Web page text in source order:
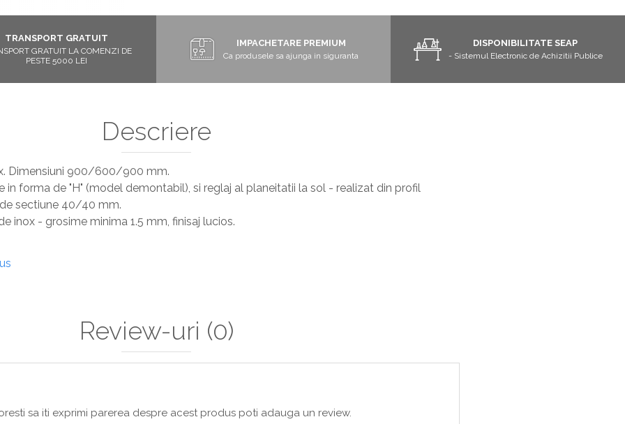
TRANSPORT GRATUIT
GRATUIT LA COMENZI DE
PESTE 5000 LEI
IMPACHETARE PREMIUM
Ca produsele sa ajunga in siguranta
DISPONIBILITATE SEAP
- Sistemul Electronic de Achizitii Publice
Descriere
Dimensiuni 900/600/900 mm.
in forma de "H" (model demontabil), si reglaj al planeitatii la sol - realizat din profil
sectiune 40/40 mm.
inox - grosime minima 1.5 mm, finisaj lucios.
Review-uri (0)
sa iti exprimi parerea despre acest produs poti adauga un review.